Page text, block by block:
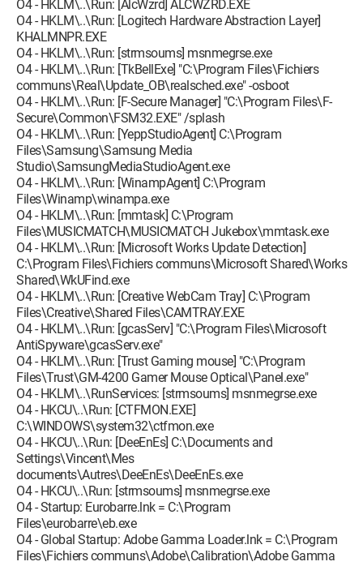
O4 - HKLM\..\Run: [AlcWzrd] ALCWZRD.EXE
O4 - HKLM\..\Run: [Logitech Hardware Abstraction Layer]
KHALMNPR.EXE
O4 - HKLM\..\Run: [strmsoums] msnmegrse.exe
O4 - HKLM\..\Run: [TkBellExe] "C:\Program Files\Fichiers
communs\Real\Update_OB\realsched.exe" -osboot
O4 - HKLM\..\Run: [F-Secure Manager] "C:\Program Files\F-
Secure\Common\FSM32.EXE" /splash
O4 - HKLM\..\Run: [YeppStudioAgent] C:\Program
Files\Samsung\Samsung Media
Studio\SamsungMediaStudioAgent.exe
O4 - HKLM\..\Run: [WinampAgent] C:\Program
Files\Winamp\winampa.exe
O4 - HKLM\..\Run: [mmtask] C:\Program
Files\MUSICMATCH\MUSICMATCH Jukebox\mmtask.exe
O4 - HKLM\..\Run: [Microsoft Works Update Detection]
C:\Program Files\Fichiers communs\Microsoft Shared\Works
Shared\WkUFind.exe
O4 - HKLM\..\Run: [Creative WebCam Tray] C:\Program
Files\Creative\Shared Files\CAMTRAY.EXE
O4 - HKLM\..\Run: [gcasServ] "C:\Program Files\Microsoft
AntiSpyware\gcasServ.exe"
O4 - HKLM\..\Run: [Trust Gaming mouse] "C:\Program
Files\Trust\GM-4200 Gamer Mouse Optical\Panel.exe"
O4 - HKLM\..\RunServices: [strmsoums] msnmegrse.exe
O4 - HKCU\..\Run: [CTFMON.EXE]
C:\WINDOWS\system32\ctfmon.exe
O4 - HKCU\..\Run: [DeeEnEs] C:\Documents and
Settings\Vincent\Mes
documents\Autres\DeeEnEs\DeeEnEs.exe
O4 - HKCU\..\Run: [strmsoums] msnmegrse.exe
O4 - Startup: Eurobarre.lnk = C:\Program
Files\eurobarre\eb.exe
O4 - Global Startup: Adobe Gamma Loader.lnk = C:\Program
Files\Fichiers communs\Adobe\Calibration\Adobe Gamma